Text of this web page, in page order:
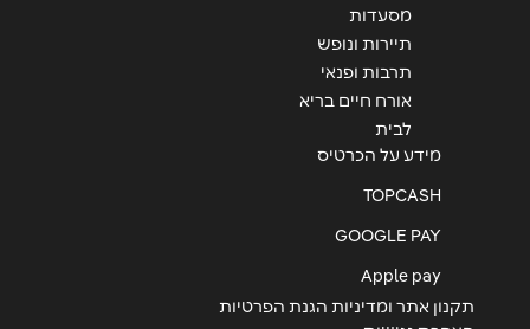
מסעדות
תיירות ונופש
תרבות ופנאי
אורח חיים בריא
לבית
מידע על הכרטיס
TOPCASH
GOOGLE PAY
Apple pay
תקנון אתר ומדיניות הגנת הפרטיות